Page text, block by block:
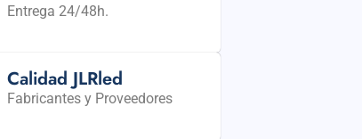
Entrega 24/48h.
Calidad JLRled
Fabricantes y Proveedores